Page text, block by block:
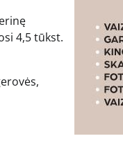
4,5 tūkst.